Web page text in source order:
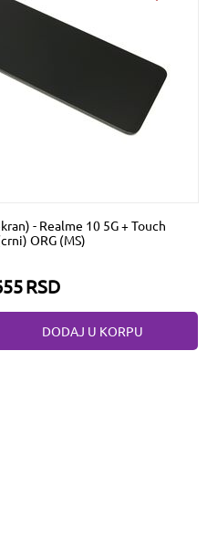
- Realme 10 5G + Touch
ORG (MS)
RSD
DODAJ U KORPU